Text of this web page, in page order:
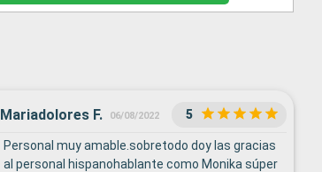
Mariadolores F. 06/08/2022 5
Personal muy amable.sobretodo doy las gracias
al personal hispanohablante como Monika súper